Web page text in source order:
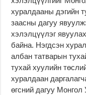
хуралдааны дэгийн
заасны дагуу
хэлэлцүүлэг
байна. Нэгдсэн
албан татварын
тухай хуулийн
хуралдаан
өгсний дагуу